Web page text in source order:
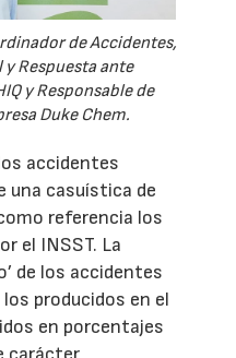
de Accidentes,
Respuesta ante
y Responsable de
Duke Chem.
accidentes
una casuística de
referencia los
el INSST. La
de los accidentes
producidos en el
en porcentajes